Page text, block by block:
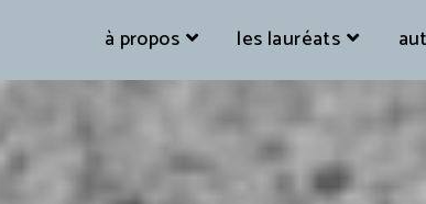
à propos les lauréats